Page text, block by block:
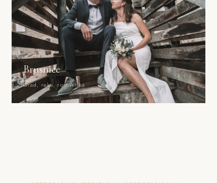
Brusnice
Grad, reka, romantika